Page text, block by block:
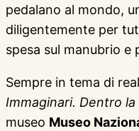
pedalano al mondo,
diligentemente per
spesa sul manubrio
Sempre in tema di
Immaginari. Dentro
museo Museo